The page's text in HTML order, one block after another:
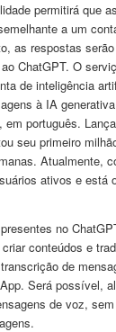
permitirá que
a um
as respostas
ChatGPT. O
de inteligência
à IA
em português.
seu primeiro
Atualmente,
ativos e está
no
conteúdos e
de
Será possível,
de voz,